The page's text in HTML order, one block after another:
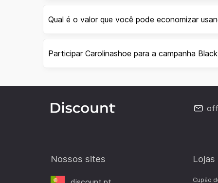
Qual é o valor que você pode economizar
Participar Carolinashoe para a campanha
Nossos sites
Cupão